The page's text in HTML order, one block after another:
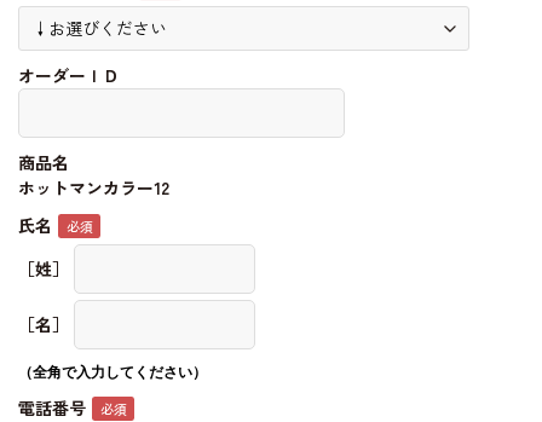
オーダーＩＤ
商品名
ホットマンカラー12
氏名
［姓］
［名］
（全角で入力してください）
電話番号